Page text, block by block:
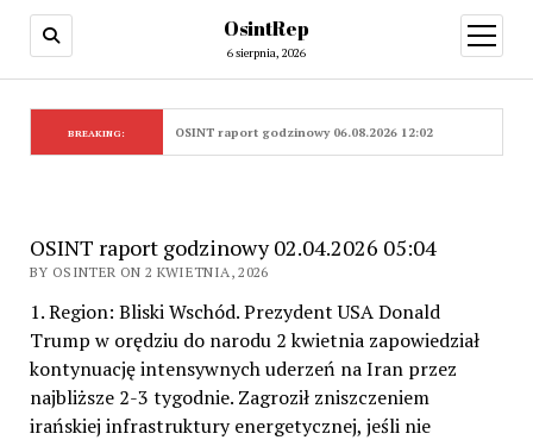
OsintRep
6 sierpnia, 2026
open
menu
BREAKING: OSINT raport godzinowy 06.08.2026 12:02
OSINT raport godzinowy 02.04.2026 05:04
BY OSINTER ON 2 KWIETNIA, 2026
1. Region: Bliski Wschód. Prezydent USA Donald
Trump w orędziu do narodu 2 kwietnia zapowiedział
kontynuację intensywnych uderzeń na Iran przez
najbliższe 2-3 tygodnie. Zagroził zniszczeniem
irańskiej infrastruktury energetycznej, jeśli nie